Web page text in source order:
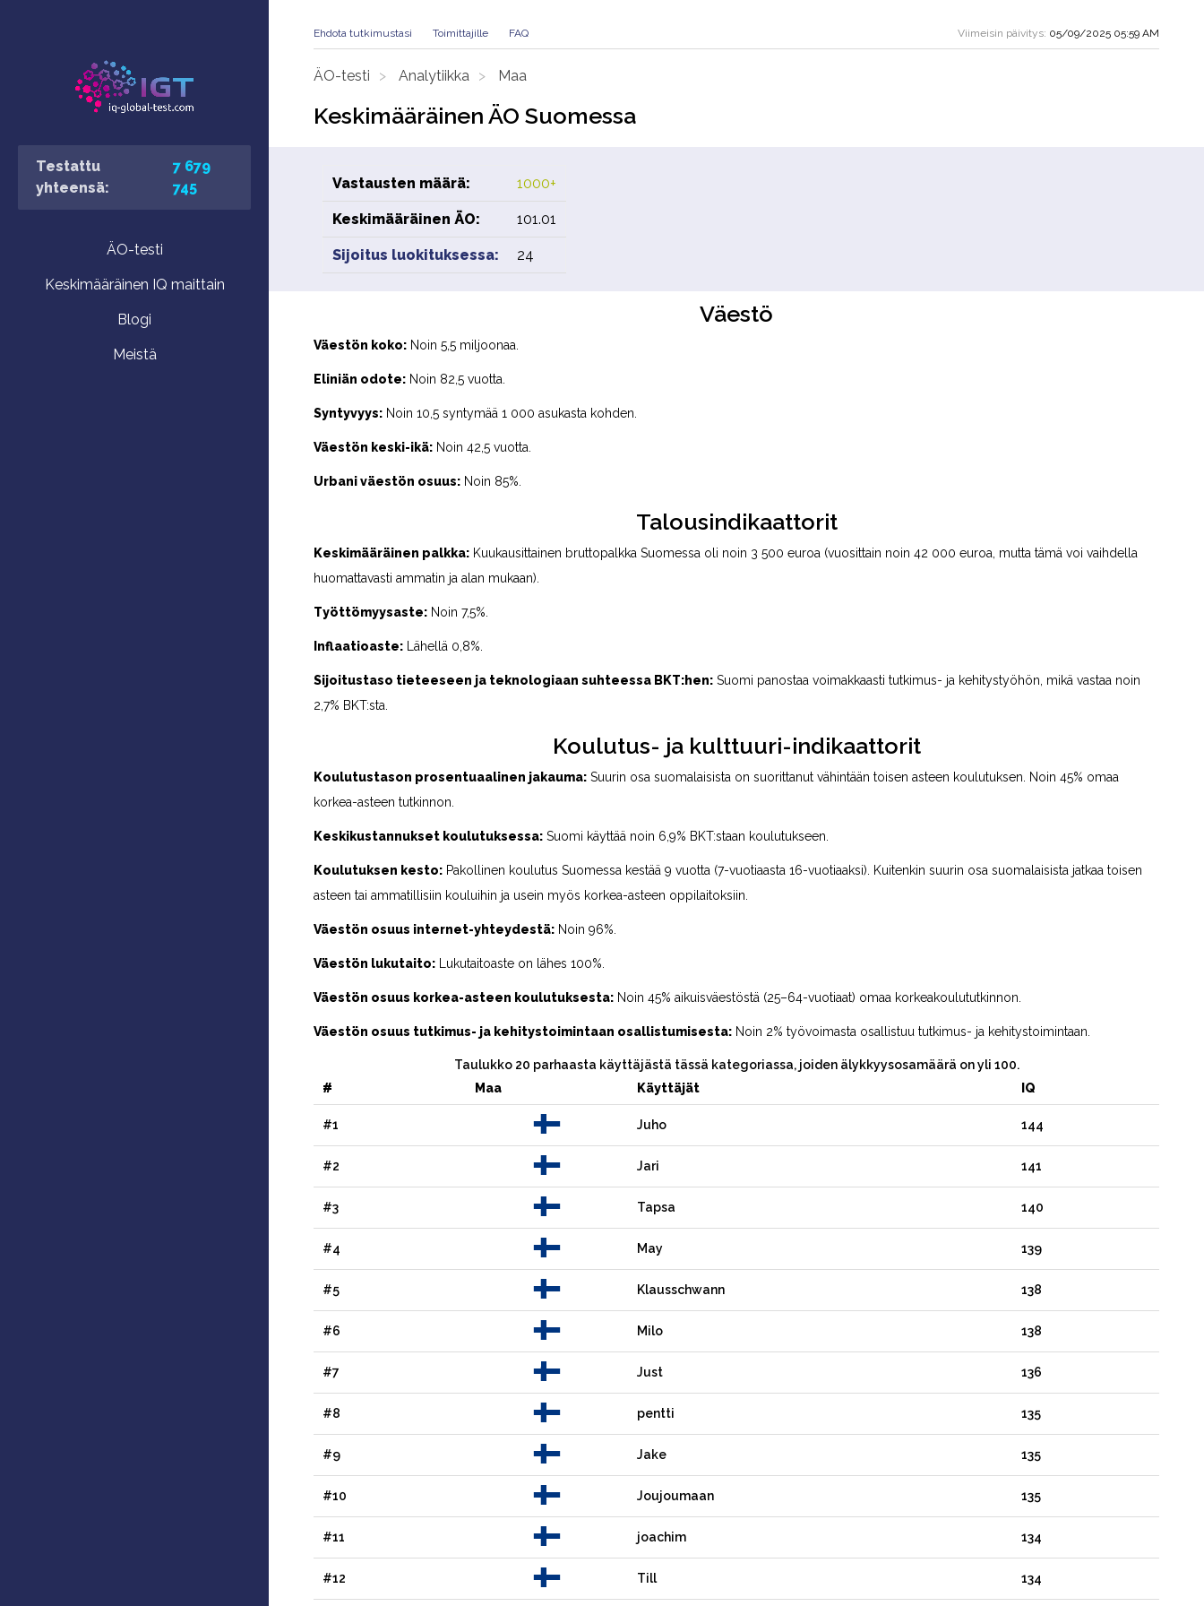
Testattu
yhteensä:
7 679
745
ÄO-testi
Keskimääräinen IQ maittain
Blogi
Meistä
Ehdota tutkimustasi Toimittajille FAQ Viimeisin päivitys: 05/09/2025 05:59 AM
ÄO-testi Analytiikka Maa
Keskimääräinen ÄO Suomessa
Vastausten määrä: 1000+
Keskimääräinen ÄO: 101.01
Sijoitus luokituksessa: 24
Väestö
Väestön koko: Noin 5,5 miljoonaa.
Eliniän odote: Noin 82,5 vuotta.
Syntyvyys: Noin 10,5 syntymää 1 000 asukasta kohden.
Väestön keski-ikä: Noin 42,5 vuotta.
Urbani väestön osuus: Noin 85%.
Talousindikaattorit
Keskimääräinen palkka: Kuukausittainen bruttopalkka Suomessa oli noin 3 500 euroa (vuosittain noin 42 000 euroa, mutta tämä voi vaihdella
huomattavasti ammatin ja alan mukaan).
Työttömyysaste: Noin 7,5%.
Inflaatioaste: Lähellä 0,8%.
Sijoitustaso tieteeseen ja teknologiaan suhteessa BKT:hen: Suomi panostaa voimakkaasti tutkimus- ja kehitystyöhön, mikä vastaa noin
2,7% BKT:sta.
Koulutus- ja kulttuuri-indikaattorit
Koulutustason prosentuaalinen jakauma: Suurin osa suomalaisista on suorittanut vähintään toisen asteen koulutuksen. Noin 45% omaa
korkea-asteen tutkinnon.
Keskikustannukset koulutuksessa: Suomi käyttää noin 6,9% BKT:staan koulutukseen.
Koulutuksen kesto: Pakollinen koulutus Suomessa kestää 9 vuotta (7-vuotiaasta 16-vuotiaaksi). Kuitenkin suurin osa suomalaisista jatkaa toisen
asteen tai ammatillisiin kouluihin ja usein myös korkea-asteen oppilaitoksiin.
Väestön osuus internet-yhteydestä: Noin 96%.
Väestön lukutaito: Lukutaitoaste on lähes 100%.
Väestön osuus korkea-asteen koulutuksesta: Noin 45% aikuisväestöstä (25–64-vuotiaat) omaa korkeakoulututkinnon.
Väestön osuus tutkimus- ja kehitystoimintaan osallistumisesta: Noin 2% työvoimasta osallistuu tutkimus- ja kehitystoimintaan.
Taulukko 20 parhaasta käyttäjästä tässä kategoriassa, joiden älykkyysosamäärä on yli 100.
#
Maa Käyttäjät IQ
#1 Juho 144
#2 Jari 141
#3 Tapsa 140
#4 May 139
#5 Klausschwann 138
#6 Milo 138
#7 Just 136
#8 pentti 135
#9 Jake 135
#10 Joujoumaan 135
#11 joachim 134
#12 Till 134